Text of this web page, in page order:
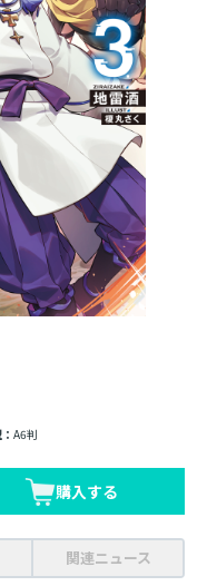
A6判
購入する
関連ニュース